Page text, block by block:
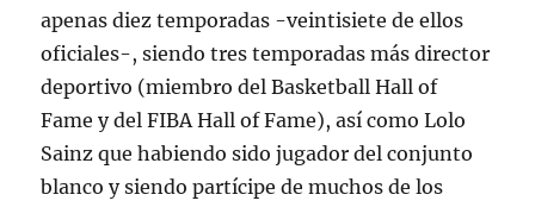
apenas diez temporadas -veintisiete de ellos
oficiales-, siendo tres temporadas más director
deportivo (miembro del Basketball Hall of
Fame y del FIBA Hall of Fame), así como Lolo
Sainz que habiendo sido jugador del conjunto
blanco y siendo partícipe de muchos de los